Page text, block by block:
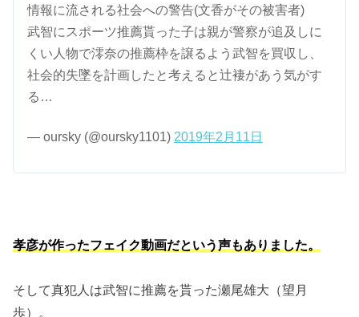
情報に流される社会への警告(文香がその被害者)
武智にスポーツ推薦貰った子は親が警察が追及しに
くい人物で澪奈の推薦枠を譲るよう武智を買収し、
社会的失墜を計画したと考えると辻褄があう気がす
る…
— oursky (@oursky1101) 2019年2月11日
孝彦が作ったフェイク動画だという声もありました。
そして真犯人は武智に推薦を貰った瀬尾雄大（望月
歩）。